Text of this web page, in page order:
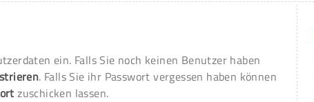
ein. Falls Sie noch keinen Benutzer haben
. Falls Sie ihr Passwort vergessen haben können
zuschicken lassen.